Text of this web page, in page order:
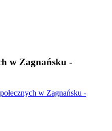
w Zagnańsku -
w Zagnańsku -